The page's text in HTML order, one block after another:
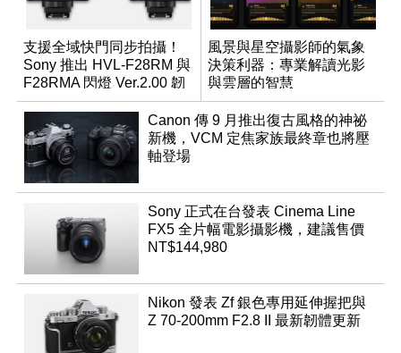
支援全域快門同步拍攝！
Sony 推出 HVL-F28RM 與
F28RMA 閃燈 Ver.2.00 韌
體
風景與星空攝影師的氣象
決策利器：專業解讀光影
與雲層的智慧
App「Atmos」登場
Canon 傳 9 月推出復古風格的神祕
新機，VCM 定焦家族最終章也將壓
軸登場
Sony 正式在台發表 Cinema Line
FX5 全片幅電影攝影機，建議售價
NT$144,980
Nikon 發表 Zf 銀色專用延伸握把與
Z 70-200mm F2.8 II 最新韌體更新